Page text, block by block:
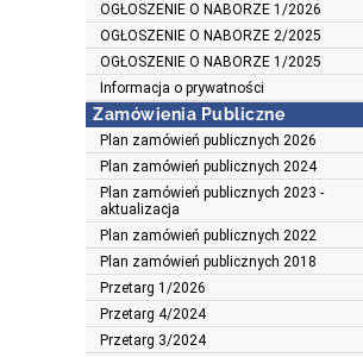
OGŁOSZENIE O NABORZE 1/2026
OGŁOSZENIE O NABORZE 2/2025
OGŁOSZENIE O NABORZE 1/2025
Informacja o prywatności
Zamówienia Publiczne
Plan zamówień publicznych 2026
Plan zamówień publicznych 2024
Plan zamówień publicznych 2023 -
aktualizacja
Plan zamówień publicznych 2022
Plan zamówień publicznych 2018
Przetarg 1/2026
Przetarg 4/2024
Przetarg 3/2024